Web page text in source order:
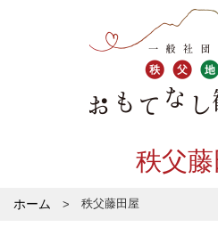
秩父
ホーム 秩父藤田屋